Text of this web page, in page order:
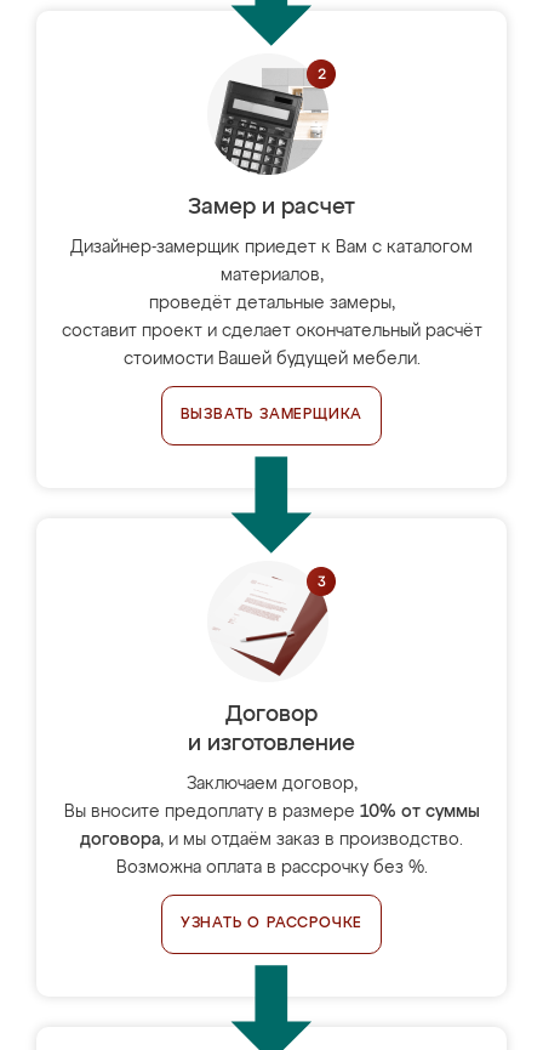
Замер и расчет
Дизайнер-замерщик приедет к Вам с каталогом
материалов,
проведёт детальные замеры,
составит проект и сделает окончательный расчёт
стоимости Вашей будущей мебели.
ВЫЗВАТЬ ЗАМЕРЩИКА
Договор
и изготовление
Заключаем договор,
Вы вносите предоплату в размере 10% от суммы
договора, и мы отдаём заказ в производство.
Возможна оплата в рассрочку без %.
УЗНАТЬ О РАССРОЧКЕ